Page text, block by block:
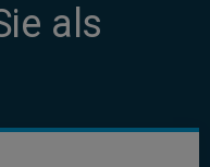
als